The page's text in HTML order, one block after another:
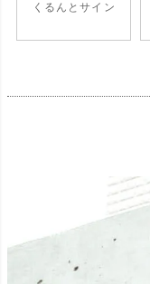
くるんとサイン